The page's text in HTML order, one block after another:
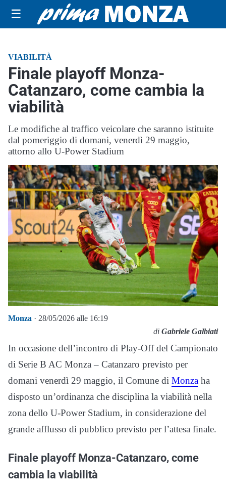
☰
VIABILITÀ
Finale playoff Monza-
Catanzaro, come cambia la
viabilità
Le modifiche al traffico veicolare che saranno istituite
dal pomeriggio di domani, venerdì 29 maggio,
attorno allo U-Power Stadium
Monza · 28/05/2026 alle 16:19
di Gabriele Galbiati
In occasione dell’incontro di Play-Off del Campionato
di Serie B AC Monza – Catanzaro previsto per
domani venerdì 29 maggio, il Comune di Monza ha
disposto un’ordinanza che disciplina la viabilità nella
zona dello U-Power Stadium, in considerazione del
grande afflusso di pubblico previsto per l’attesa finale.
Finale playoff Monza-Catanzaro, come
cambia la viabilità